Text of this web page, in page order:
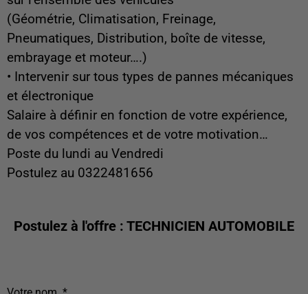
(Géométrie, Climatisation, Freinage,
Pneumatiques, Distribution, boîte de vitesse,
embrayage et moteur….)
• Intervenir sur tous types de pannes mécaniques
et électronique
Salaire à définir en fonction de votre expérience,
de vos compétences et de votre motivation…
Poste du lundi au Vendredi
Postulez au 0322481656
Postulez à l'offre : TECHNICIEN AUTOMOBILE